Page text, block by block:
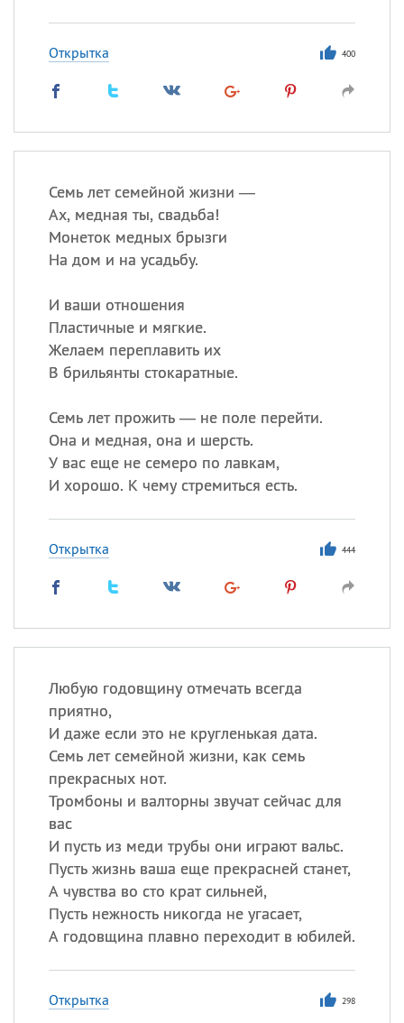
Открытка 400
Семь лет семейной жизни —
Ах, медная ты, свадьба!
Монеток медных брызги
На дом и на усадьбу.
И ваши отношения
Пластичные и мягкие.
Желаем переплавить их
В брильянты стокаратные.
Семь лет прожить — не поле перейти.
Она и медная, она и шерсть.
У вас еще не семеро по лавкам,
И хорошо. К чему стремиться есть.
Открытка 444
Любую годовщину отмечать всегда
приятно,
И даже если это не кругленькая дата.
Семь лет семейной жизни, как семь
прекрасных нот.
Тромбоны и валторны звучат сейчас для
вас
И пусть из меди трубы они играют вальс.
Пусть жизнь ваша еще прекрасней станет,
А чувства во сто крат сильней,
Пусть нежность никогда не угасает,
А годовщина плавно переходит в юбилей.
Открытка 298
Посмотреть значениеи
происхождение